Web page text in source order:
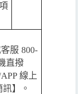
服 800-
直撥
線上
】。